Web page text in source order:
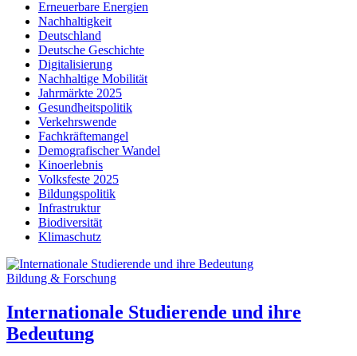
Erneuerbare Energien
Nachhaltigkeit
Deutschland
Deutsche Geschichte
Digitalisierung
Nachhaltige Mobilität
Jahrmärkte 2025
Gesundheitspolitik
Verkehrswende
Fachkräftemangel
Demografischer Wandel
Kinoerlebnis
Volksfeste 2025
Bildungspolitik
Infrastruktur
Biodiversität
Klimaschutz
Bildung & Forschung
Internationale Studierende und ihre
Bedeutung